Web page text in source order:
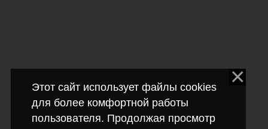
Этот сайт использует файлы cookies
для более комфортной работы
пользователя. Продолжая просмотр